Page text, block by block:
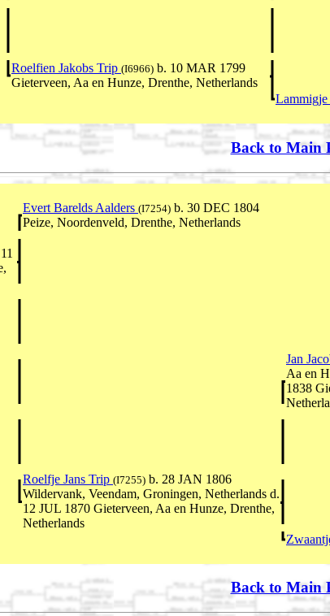
Roelfien Jakobs Trip (I6966) b. 10 MAR 1799
Gieterveen, Aa en Hunze, Drenthe, Netherlands
Back to Main
Evert Barelds Aalders (I7254) b. 30 DEC 1804
Peize, Noordenveld, Drenthe, Netherlands
Jan
Aa en
1838
Roelfje Jans Trip (I7255) b. 28 JAN 1806
Wildervank, Veendam, Groningen, Netherlands d.
12 JUL 1870 Gieterveen, Aa en Hunze, Drenthe,
Netherlands
Back to Main